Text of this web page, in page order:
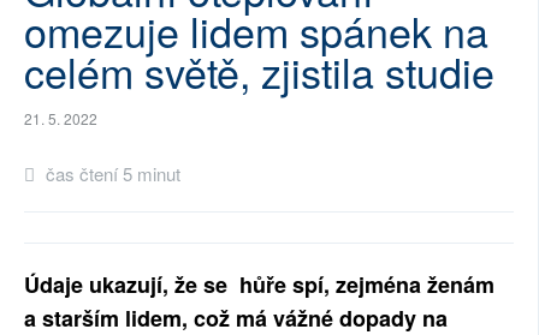
ROZHOVORY
TÉMATA
SOCIÁLNÍ SÍTĚ
omezuje lidem spánek na
celém světě, zjistila studie
21. 5. 2022
čas čtení 5 minut
Údaje ukazují, že se hůře spí, zejména ženám
a starším lidem, což má vážné dopady na